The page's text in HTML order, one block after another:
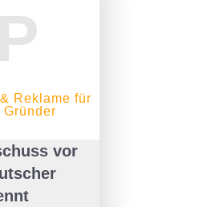
Reklame für
Gründer
vor